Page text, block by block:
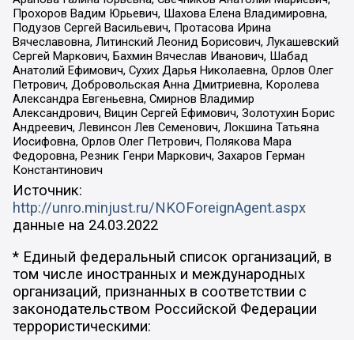
Прохоров Вадим Юрьевич, Шахова Елена Владимировна,
Подузов Сергей Васильевич, Протасова Ирина
Вячеславовна, Литинский Леонид Борисович, Лукашевский
Сергей Маркович, Бахмин Вячеслав Иванович, Шабад
Анатолий Ефимович, Сухих Дарья Николаевна, Орлов Олег
Петрович, Добровольская Анна Дмитриевна, Королева
Александра Евгеньевна, Смирнов Владимир
Александрович, Вицин Сергей Ефимович, Золотухин Борис
Андреевич, Левинсон Лев Семенович, Локшина Татьяна
Иосифовна, Орлов Олег Петрович, Полякова Мара
Федоровна, Резник Генри Маркович, Захаров Герман
Константинович
Источник:
http://unro.minjust.ru/NKOForeignAgent.aspx
данные на 24.03.2022
* Единый федеральный список организаций, в
том числе иностранных и международных
организаций, признанных в соответствии с
законодательством Российской Федерации
террористическими: